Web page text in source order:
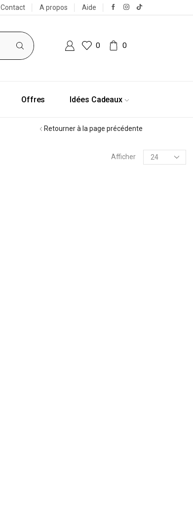
Contact A propos Aide
0 0
Offres Idées Cadeaux
Retourner à la page précédente
Afficher